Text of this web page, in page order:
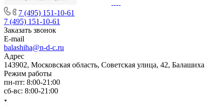
7 (495) 151-10-61
7 (495) 151-10-61
Заказать звонок
E-mail
balashiha@n-d-c.ru
Адрес
143902, Московская область, Советская улица, 42, Балашиха
Режим работы
пн-пт: 8:00-21:00
сб-вс: 8:00-21:00